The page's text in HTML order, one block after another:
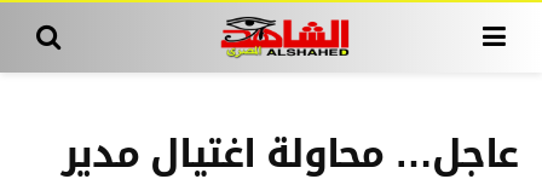
عاجل… محاولة اغتيال مدير